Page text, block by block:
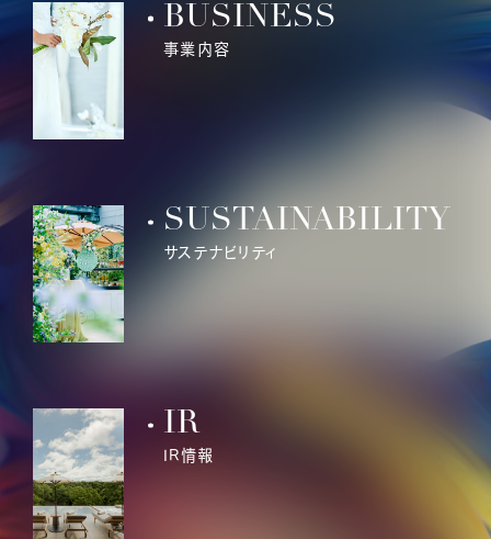
BUSINESS
事業内容
SUSTAINABILITY
サステナビリティ
IR
IR情報